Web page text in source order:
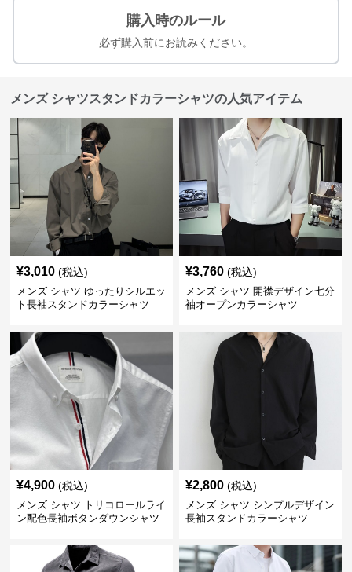
購入時のルール
必ず購入前にお読みください。
メンズ シャツスタンドカラーシャツの人気アイテム
¥3,010 (税込)
メンズ シャツ ゆったりシルエッ
ト長袖スタンドカラーシャツ
¥3,760 (税込)
メンズ シャツ 開襟デザイン七分
袖オープンカラーシャツ
¥4,900 (税込)
メンズ シャツ トリコロールライ
ン配色長袖ボタンダウンシャツ
¥2,800 (税込)
メンズ シャツ シンプルデザイン
長袖スタンドカラーシャツ